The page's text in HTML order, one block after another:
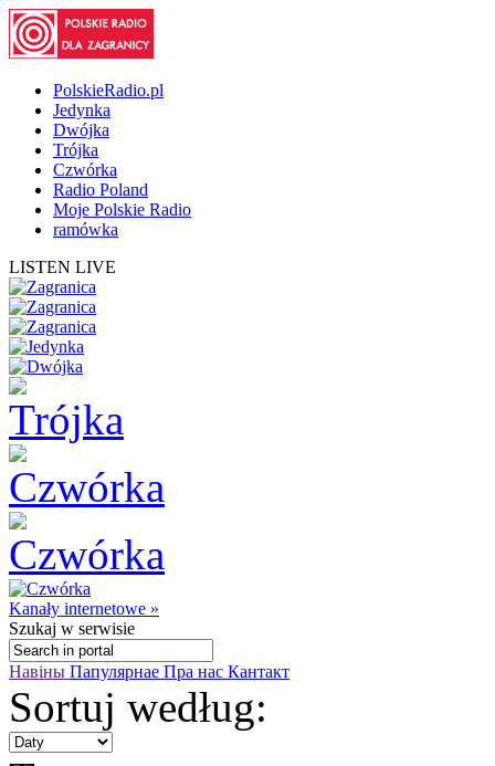
PolskieRadio.pl
Jedynka
Dwójka
Trójka
Czwórka
Radio Poland
Moje Polskie Radio
ramówka
LISTEN LIVE
Kanały internetowe »
Szukaj w serwisie
Навіны Папулярнае Пра нас Кантакт
Sortuj według: